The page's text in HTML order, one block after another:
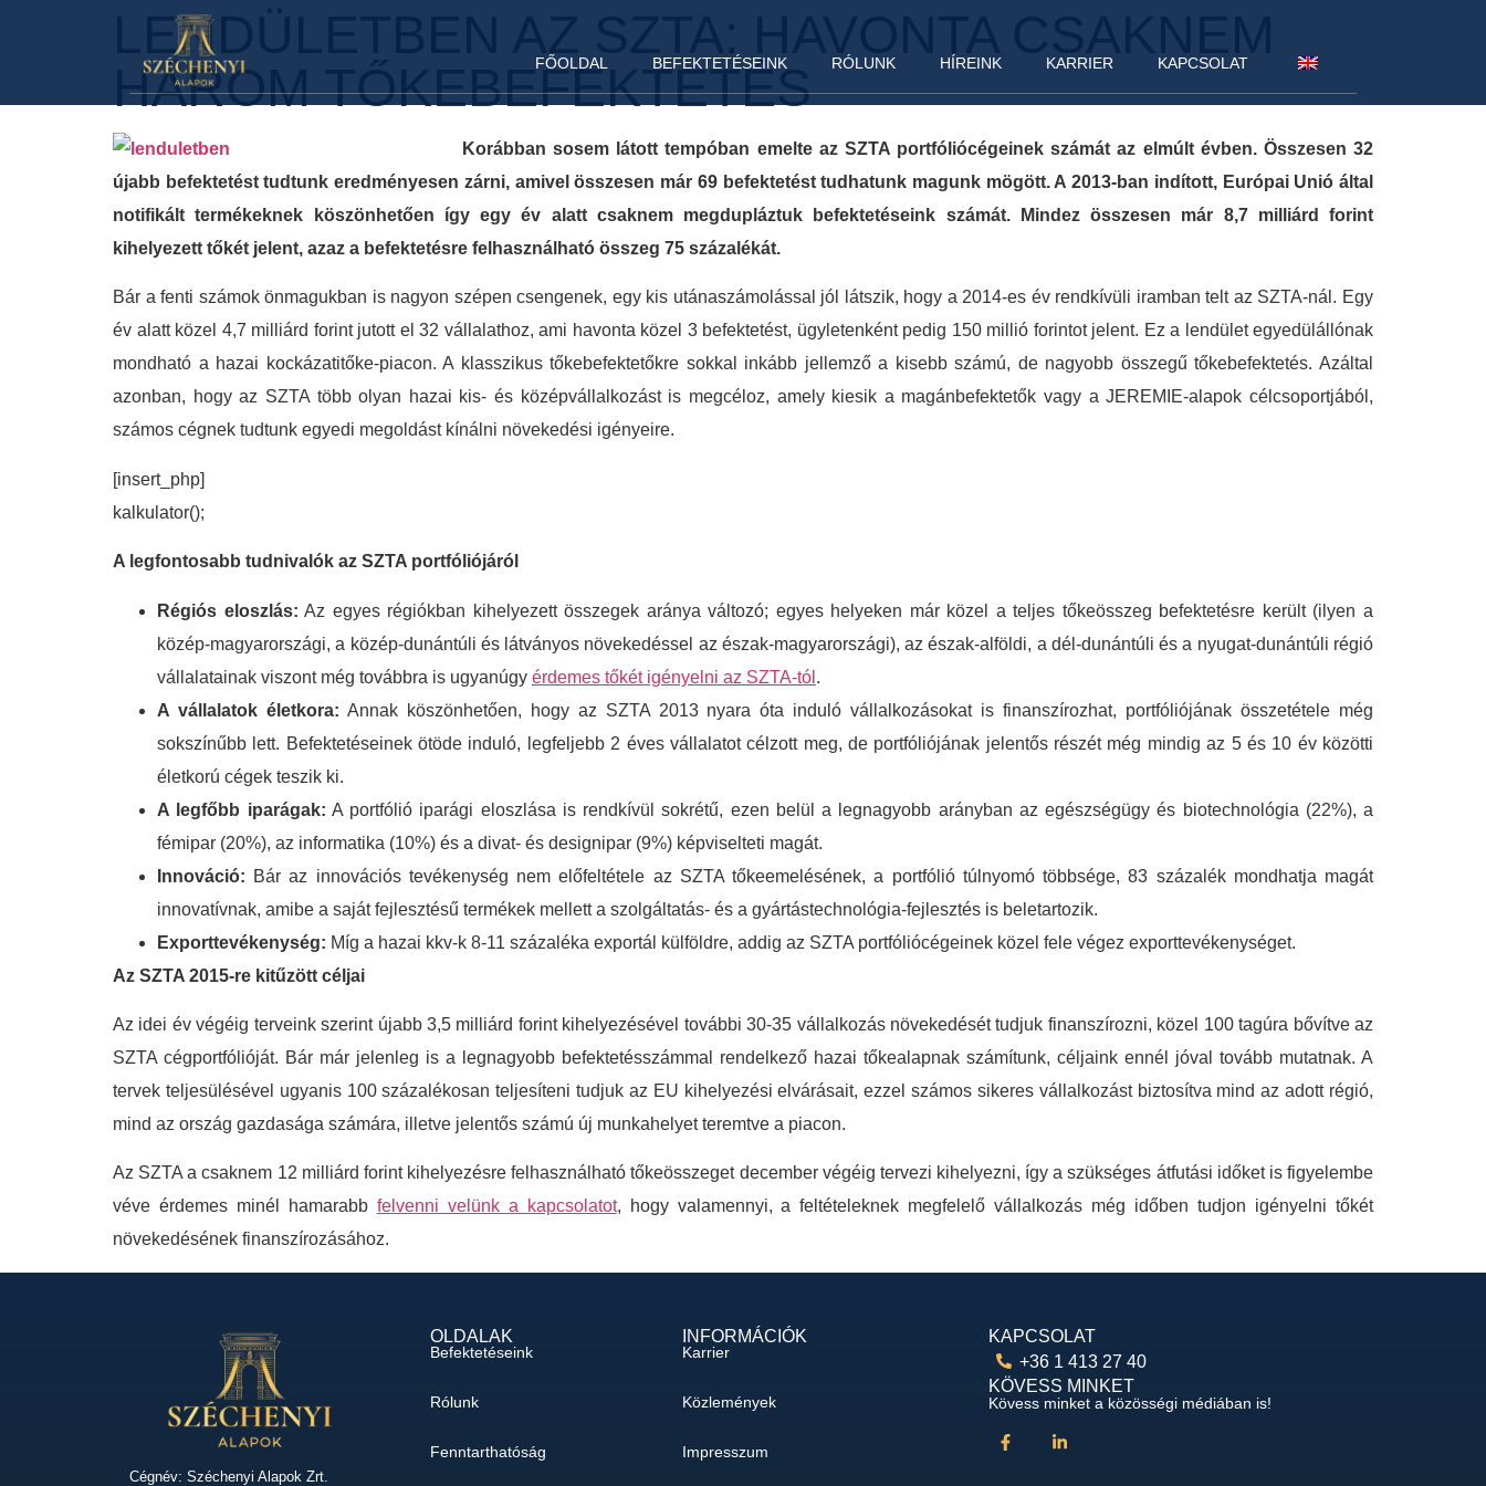
FŐOLDAL BEFEKTETÉSEINK RÓLUNK HÍREINK KARRIER KAPCSOLAT
LENDÜLETBEN AZ SZTA: HAVONTA CSAKNEM
HÁROM TŐKEBEFEKTETÉS
Korábban sosem látott tempóban emelte az SZTA portfóliócégeinek számát az elmúlt évben. Összesen 32
újabb befektetést tudtunk eredményesen zárni, amivel összesen már 69 befektetést tudhatunk magunk mögött. A 2013-ban indított, Európai Unió által
notifikált termékeknek köszönhetően így egy év alatt csaknem megdupláztuk befektetéseink számát. Mindez összesen már 8,7 milliárd forint
kihelyezett tőkét jelent, azaz a befektetésre felhasználható összeg 75 százalékát.
Bár a fenti számok önmagukban is nagyon szépen csengenek, egy kis utánaszámolással jól látszik, hogy a 2014-es év rendkívüli iramban telt az SZTA-nál. Egy
év alatt közel 4,7 milliárd forint jutott el 32 vállalathoz, ami havonta közel 3 befektetést, ügyletenként pedig 150 millió forintot jelent. Ez a lendület egyedülállónak
mondható a hazai kockázatitőke-piacon. A klasszikus tőkebefektetőkre sokkal inkább jellemző a kisebb számú, de nagyobb összegű tőkebefektetés. Azáltal
azonban, hogy az SZTA több olyan hazai kis- és középvállalkozást is megcéloz, amely kiesik a magánbefektetők vagy a JEREMIE-alapok célcsoportjából,
számos cégnek tudtunk egyedi megoldást kínálni növekedési igényeire.
[insert_php]
kalkulator();
A legfontosabb tudnivalók az SZTA portfóliójáról
Régiós eloszlás: Az egyes régiókban kihelyezett összegek aránya változó; egyes helyeken már közel a teljes tőkeösszeg befektetésre került (ilyen a
közép-magyarországi, a közép-dunántúli és látványos növekedéssel az észak-magyarországi), az észak-alföldi, a dél-dunántúli és a nyugat-dunántúli régió
vállalatainak viszont még továbbra is ugyanúgy érdemes tőkét igényelni az SZTA-tól .
A vállalatok életkora: Annak köszönhetően, hogy az SZTA 2013 nyara óta induló vállalkozásokat is finanszírozhat, portfóliójának összetétele még
sokszínűbb lett. Befektetéseinek ötöde induló, legfeljebb 2 éves vállalatot célzott meg, de portfóliójának jelentős részét még mindig az 5 és 10 év közötti
életkorú cégek teszik ki.
A legfőbb iparágak: A portfólió iparági eloszlása is rendkívül sokrétű, ezen belül a legnagyobb arányban az egészségügy és biotechnológia (22%), a
fémipar (20%), az informatika (10%) és a divat- és designipar (9%) képviselteti magát.
Innováció: Bár az innovációs tevékenység nem előfeltétele az SZTA tőkeemelésének, a portfólió túlnyomó többsége, 83 százalék mondhatja magát
innovatívnak, amibe a saját fejlesztésű termékek mellett a szolgáltatás- és a gyártástechnológia-fejlesztés is beletartozik.
Exporttevékenység: Míg a hazai kkv-k 8-11 százaléka exportál külföldre, addig az SZTA portfóliócégeinek közel fele végez exporttevékenységet.
Az SZTA 2015-re kitűzött céljai
Az idei év végéig terveink szerint újabb 3,5 milliárd forint kihelyezésével további 30-35 vállalkozás növekedését tudjuk finanszírozni, közel 100 tagúra bővítve az
SZTA cégportfólióját. Bár már jelenleg is a legnagyobb befektetésszámmal rendelkező hazai tőkealapnak számítunk, céljaink ennél jóval tovább mutatnak. A
tervek teljesülésével ugyanis 100 százalékosan teljesíteni tudjuk az EU kihelyezési elvárásait, ezzel számos sikeres vállalkozást biztosítva mind az adott régió,
mind az ország gazdasága számára, illetve jelentős számú új munkahelyet teremtve a piacon.
Az SZTA a csaknem 12 milliárd forint kihelyezésre felhasználható tőkeösszeget december végéig tervezi kihelyezni, így a szükséges átfutási időket is figyelembe
véve érdemes minél hamarabb felvenni velünk a kapcsolatot, hogy valamennyi, a feltételeknek megfelelő vállalkozás még időben tudjon igényelni tőkét
növekedésének finanszírozásához.
Cégnév: Széchenyi Alapok Zrt.
OLDALAK
Befektetéseink
Rólunk
Fenntarthatóság
INFORMÁCIÓK
Karrier
Közlemények
Impresszum
KAPCSOLAT
+36 1 413 27 40
KÖVESS MINKET
Kövess minket a közösségi médiában is!